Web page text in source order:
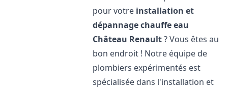
pour votre installation et
dépannage chauffe eau
Château Renault? Vous êtes au
bon endroit ! Notre équipe de
plombiers expérimentés est
spécialisée dans l'installation et